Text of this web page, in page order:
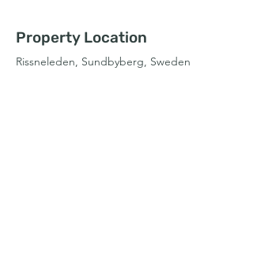
Property Location
Rissneleden, Sundbyberg, Sweden